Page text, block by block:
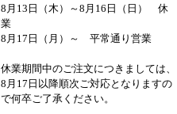
8月13日（木）～8月16日（日） 休
業
8月17日（月）～ 平常通り営業
休業期間中のご注文につきましては、
8月17日以降順次ご対応となりますの
で何卒ご了承ください。